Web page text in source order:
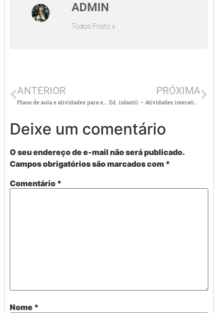
ADMIN
Todos Posts »
ANTERIOR
Plano de aula e atividades para educação infantil -(EI03CG02) “CORPO, GESTOS E MOVIMENTOS”
PRÓXIMA
Ed. infantil – Atividades interativas alinhadas a BNCC – Letra inicial
Deixe um comentário
O seu endereço de e-mail não será publicado.
Campos obrigatórios são marcados com *
Comentário *
Nome *